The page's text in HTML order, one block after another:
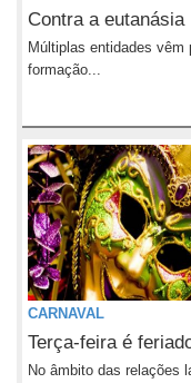
Contra a eutanásia
Múltiplas entidades
formação...
CARNAVAL
Terça-feira é
No âmbito das relações